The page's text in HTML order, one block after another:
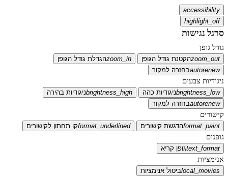
accessibility
highlight_off
סרגל נגישות
גודל גופן
zoom_outהקטנת גודל הגופן zoom_inהגדלת גודל הגופן
autorenewבחזרה למקור
ניגודיות צבעים
brightness_lowניגודיות כהה brightness_highניגודיות בהירה
autorenewבחזרה למקור
קישורים
format_paintהדגשת קישורים format_underlinedקו תחתון לקישורים
גופנים
text_formatגופן קריא
אנימציות
local_moviesביטול אנימציות